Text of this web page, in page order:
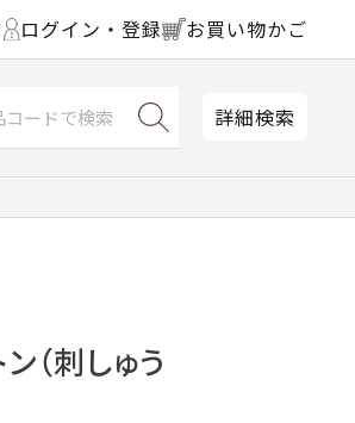
ログイン・登録 お買い物かご
詳細検索
（刺しゅう